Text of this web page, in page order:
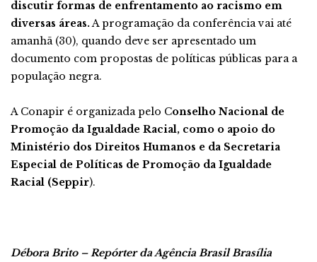
discutir formas de enfrentamento ao racismo em
diversas áreas.A programação da conferência vai até
amanhã (30), quando deve ser apresentado um
documento com propostas de políticas públicas para a
população negra.
A Conapir é organizada pelo Conselho Nacional de
Promoção da Igualdade Racial, como o apoio do
Ministério dos Direitos Humanos e da Secretaria
Especial de Políticas de Promoção da Igualdade
Racial (Seppir).
Débora Brito – Repórter da Agência BrasilBrasília